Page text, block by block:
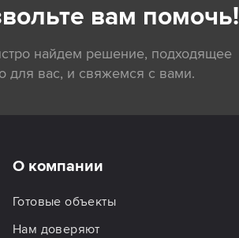
вам помочь!
найдем решение, подходящее
для вас, и свяжемся с вами.
О компании
Готовые объекты
Нам доверяют